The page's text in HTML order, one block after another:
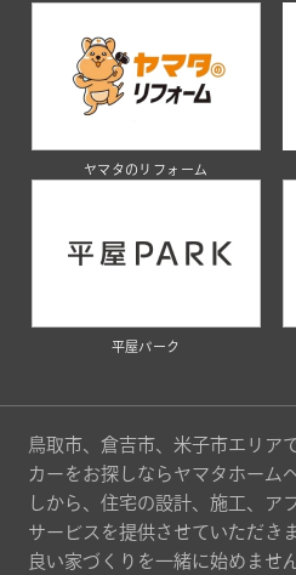
ヤマタのリフォーム
平屋パーク
鳥取市、倉吉市、米子市エリア
カーをお探しならヤマタホーム
しから、住宅の設計、施工、ア
サービスを提供させていただき
良い家づくりを一緒に始めませ